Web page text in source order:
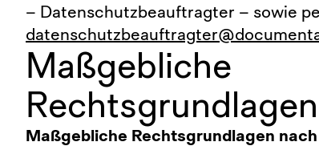
– Datenschutzbeauftragter – sowie
Maßgebliche
Rechtsgrundlagen
Maßgebliche Rechtsgrundlagen